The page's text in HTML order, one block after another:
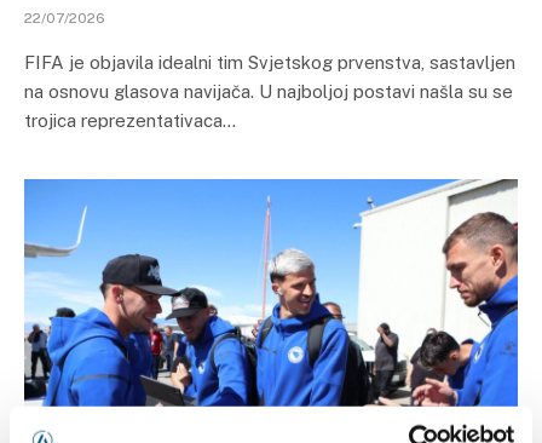
22/07/2026
FIFA je objavila idealni tim Svjetskog prvenstva, sastavljen
na osnovu glasova navijača. U najboljoj postavi našla su se
trojica reprezentativaca…